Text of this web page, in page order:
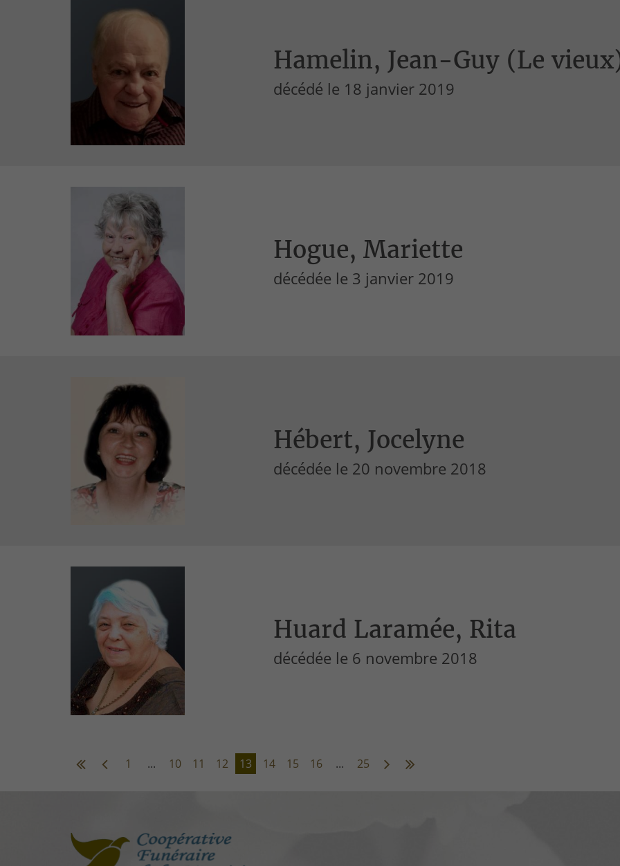
Hamelin, Jean-Guy (Le
décédé le 18 janvier 2019
Hogue, Mariette
décédée le 3 janvier 2019
Hébert, Jocelyne
décédée le 20 novembre 2018
Huard Laramée, Rita
décédée le 6 novembre 2018
1 ... 10 11 12 13 14 15 16 ... 25